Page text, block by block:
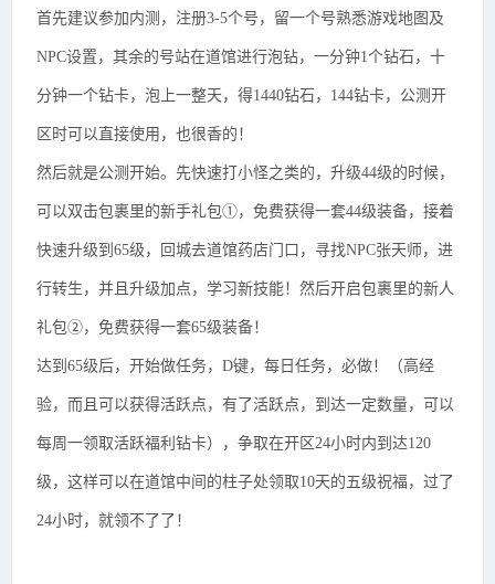
首先建议参加内测，注册3-5个号，留一个号熟悉游戏地图及
NPC设置，其余的号站在道馆进行泡钻，一分钟1个钻石，十
分钟一个钻卡，泡上一整天，得1440钻石，144钻卡，公测开
区时可以直接使用，也很香的！
然后就是公测开始。先快速打小怪之类的，升级44级的时候，
可以双击包裹里的新手礼包①，免费获得一套44级装备，接着
快速升级到65级，回城去道馆药店门口，寻找NPC张天师，进
行转生，并且升级加点，学习新技能！然后开启包裹里的新人
礼包②，免费获得一套65级装备！
达到65级后，开始做任务，D键，每日任务，必做！（高经
验，而且可以获得活跃点，有了活跃点，到达一定数量，可以
每周一领取活跃福利钻卡），争取在开区24小时内到达120
级，这样可以在道馆中间的柱子处领取10天的五级祝福，过了
24小时，就领不了了！